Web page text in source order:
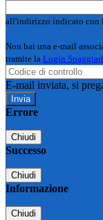
all'indirizzo indicato con
Non hai una e-mail
tramite la Login Spaggiari
E-mail inviata, si
Errore
Chiudi
Successo
Chiudi
Informazione
Chiudi